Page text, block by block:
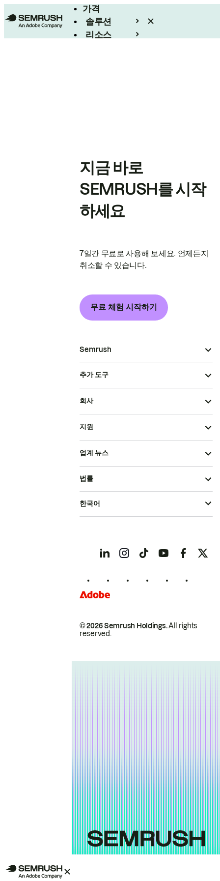
가격
솔루션
리소스
지금 바로
SEMRUSH를 시작
하세요
7일간 무료로 사용해 보세요. 언제든지
취소할 수 있습니다.
무료 체험 시작하기
Semrush
추가 도구
회사
지원
업계 뉴스
© 2026 Semrush Holdings.All rights
reserved.
법률
한국어